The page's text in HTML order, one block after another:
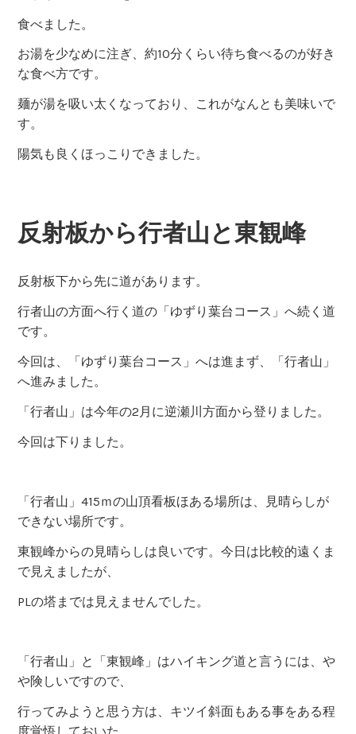
食べました。
お湯を少なめに注ぎ、約10分くらい待ち食べるのが好き
な食べ方です。
麺が湯を吸い太くなっており、これがなんとも美味いで
す。
陽気も良くほっこりできました。
反射板から行者山と東観峰
反射板下から先に道があります。
行者山の方面へ行く道の「ゆずり葉台コース」へ続く道
です。
今回は、「ゆずり葉台コース」へは進まず、「行者山」
へ進みました。
「行者山」は今年の2月に逆瀬川方面から登りました。
今回は下りました。
「行者山」415ｍの山頂看板ほある場所は、見晴らしが
できない場所です。
東観峰からの見晴らしは良いです。今日は比較的遠くま
で見えましたが、
PLの塔までは見えませんでした。
「行者山」と「東観峰」はハイキング道と言うには、や
や険しいですので、
行ってみようと思う方は、キツイ斜面もある事をある程